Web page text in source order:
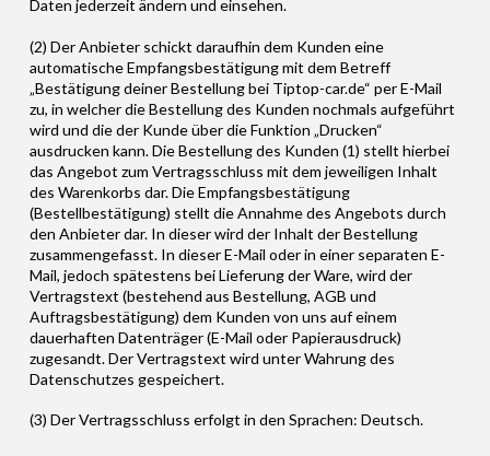
Daten jederzeit ändern und einsehen.
(2) Der Anbieter schickt daraufhin dem Kunden eine
automatische Empfangsbestätigung mit dem Betreff
„Bestätigung deiner Bestellung bei Tiptop-car.de“ per E-Mail
zu, in welcher die Bestellung des Kunden nochmals aufgeführt
wird und die der Kunde über die Funktion „Drucken“
ausdrucken kann. Die Bestellung des Kunden (1) stellt hierbei
das Angebot zum Vertragsschluss mit dem jeweiligen Inhalt
des Warenkorbs dar. Die Empfangsbestätigung
(Bestellbestätigung) stellt die Annahme des Angebots durch
den Anbieter dar. In dieser wird der Inhalt der Bestellung
zusammengefasst. In dieser E-Mail oder in einer separaten E-
Mail, jedoch spätestens bei Lieferung der Ware, wird der
Vertragstext (bestehend aus Bestellung, AGB und
Auftragsbestätigung) dem Kunden von uns auf einem
dauerhaften Datenträger (E-Mail oder Papierausdruck)
zugesandt. Der Vertragstext wird unter Wahrung des
Datenschutzes gespeichert.
(3) Der Vertragsschluss erfolgt in den Sprachen: Deutsch.